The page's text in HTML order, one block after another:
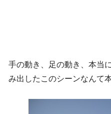
手の動き、足の動き、本当
み出したこのシーンなんて